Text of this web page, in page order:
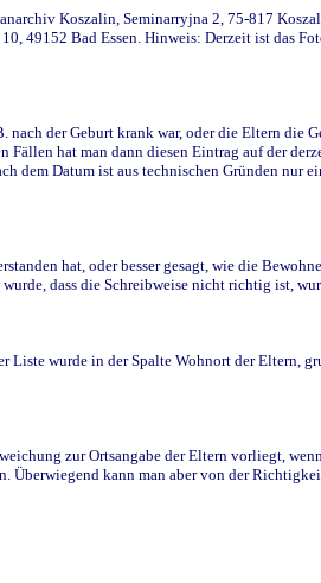
Koszalin, Seminarryjna 2, 75-817
49152 Bad Essen. Hinweis: Derzeit ist das
der Geburt krank war, oder die Eltern die
hat man dann diesen Eintrag auf der
dem Datum ist aus technischen Gründen nur
hat, oder besser gesagt, wie die
dass die Schreibweise nicht richtig ist,
wurde in der Spalte Wohnort der Eltern,
zur Ortsangabe der Eltern vorliegt,
kann man aber von der